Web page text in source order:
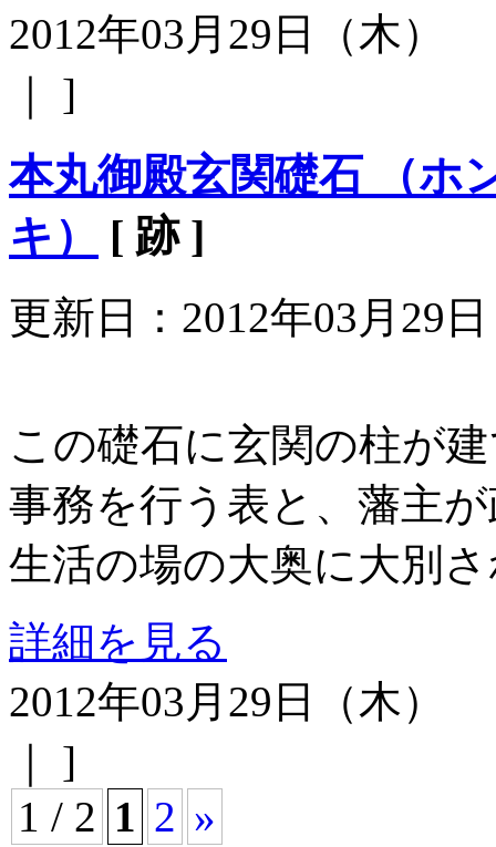
2012年03月29日（木）
｜ ]
本丸御殿玄関礎石 （ホ
キ）
[ 跡 ]
更新日：2012年03月29
この礎石に玄関の柱が
事務を行う表と、藩主
生活の場の大奥に大別
詳細を見る
2012年03月29日（木）
｜ ]
1 / 2 1 2 »